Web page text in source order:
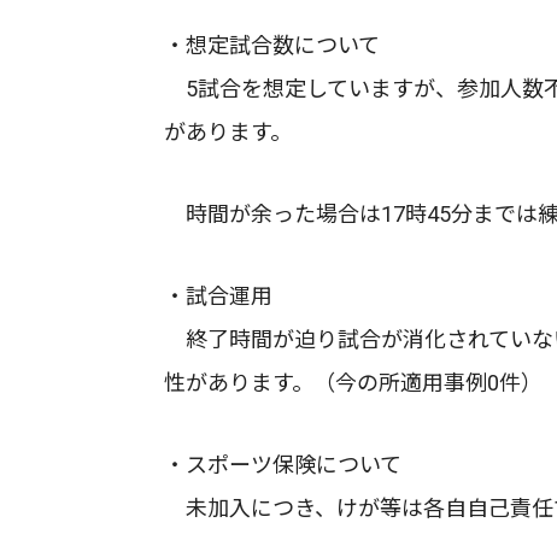
・想定試合数について
5試合を想定していますが、参加人数
があります。
時間が余った場合は17時45分までは
・試合運用
終了時間が迫り試合が消化されてい
性があります。（今の所適用事例0件）
・スポーツ保険について
未加入につき、けが等は各自自己責任